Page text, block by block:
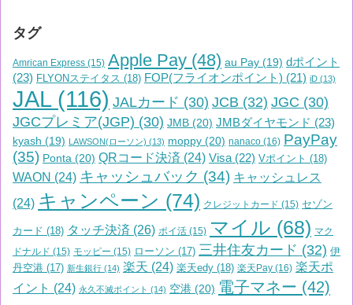
タグ
Amrican Express (15) Apple Pay (48) au Pay (19) dポイント
(23) FLYONステイタス (18) FOP(フライオンポイント) (21) iD (13)
JAL(116) JALカード (30) JCB (32) JGC (30)
JGCプレミア(JGP) (30) JMB (20) JMBダイヤモンド (23)
kyash (19) LAWSON(ローソン) (13) moppy (20) nanaco (16) PayPay
(35) Ponta (20) QRコード決済 (24) Visa (22) Vポイント (18)
WAON (24) キャッシュバック (34) キャッシュレス
(24) キャンペーン (74) クレジットカード (15) セゾン
カード (18) タッチ決済 (26) ポイ活 (15) マイル (68) マク
ドナルド (15) モッピー (15) ローソン (17) 三井住友カード (32) 伊
丹空港 (17) 新生銀行 (14) 楽天 (24) 楽天edy (18) 楽天Pay (16) 楽天ポ
イント (24) 永久不滅ポイント (14) 空港 (20) 電子マネー (42)